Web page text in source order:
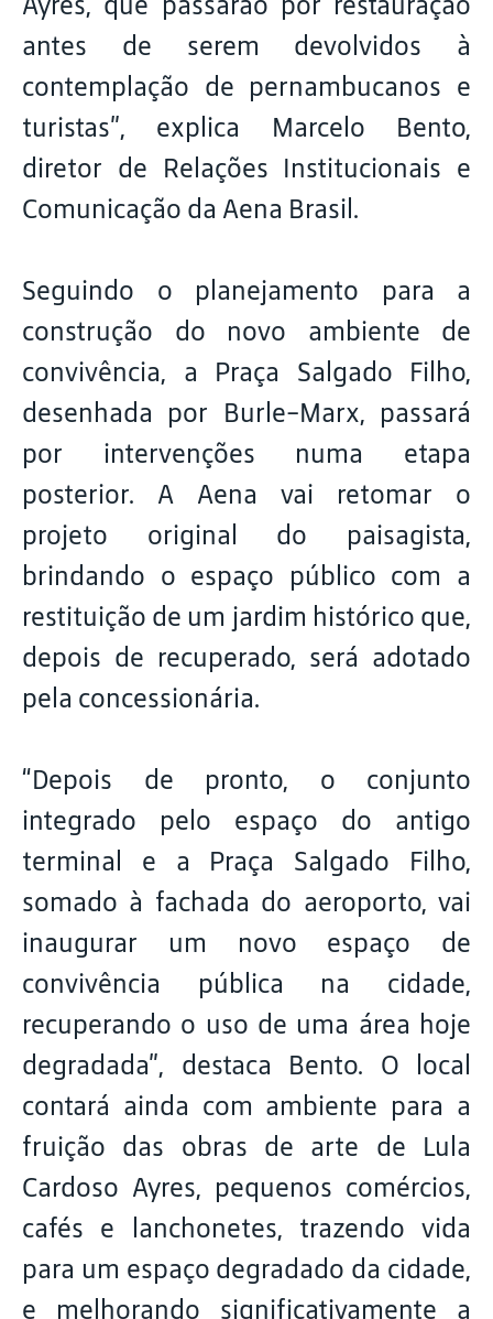
antes de serem devolvidos à
contemplação de pernambucanos e
turistas”, explica Marcelo Bento,
diretor de Relações Institucionais e
Comunicação da Aena Brasil.
Seguindo o planejamento para a
construção do novo ambiente de
convivência, a Praça Salgado Filho,
desenhada por Burle-Marx, passará
por intervenções numa etapa
posterior. A Aena vai retomar o
projeto original do paisagista,
brindando o espaço público com a
restituição de um jardim histórico que,
depois de recuperado, será adotado
pela concessionária.
“Depois de pronto, o conjunto
integrado pelo espaço do antigo
terminal e a Praça Salgado Filho,
somado à fachada do aeroporto, vai
inaugurar um novo espaço de
convivência pública na cidade,
recuperando o uso de uma área hoje
degradada”, destaca Bento. O local
contará ainda com ambiente para a
fruição das obras de arte de Lula
Cardoso Ayres, pequenos comércios,
cafés e lanchonetes, trazendo vida
para um espaço degradado da cidade,
e melhorando significativamente a